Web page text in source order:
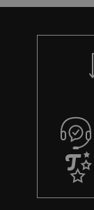
y
c
e
g
w
a
r
o